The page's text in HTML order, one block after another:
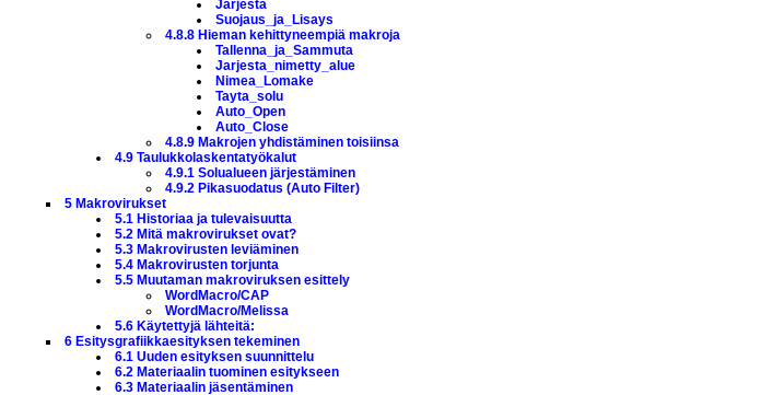
Jarjesta
Suojaus_ja_Lisays
4.8.8 Hieman kehittyneempiä makroja
Tallenna_ja_Sammuta
Jarjesta_nimetty_alue
Nimea_Lomake
Tayta_solu
Auto_Open
Auto_Close
4.8.9 Makrojen yhdistäminen toisiinsa
4.9 Taulukkolaskentatyökalut
4.9.1 Solualueen järjestäminen
4.9.2 Pikasuodatus (Auto Filter)
5 Makrovirukset
5.1 Historiaa ja tulevaisuutta
5.2 Mitä makrovirukset ovat?
5.3 Makrovirusten leviäminen
5.4 Makrovirusten torjunta
5.5 Muutaman makroviruksen esittely
WordMacro/CAP
WordMacro/Melissa
5.6 Käytettyjä lähteitä:
6 Esitysgrafiikkaesityksen tekeminen
6.1 Uuden esityksen suunnittelu
6.2 Materiaalin tuominen esitykseen
6.3 Materiaalin jäsentäminen